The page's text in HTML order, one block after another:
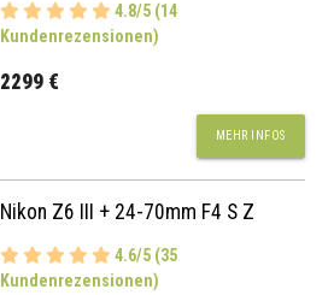
4.8/5 (14
Kundenrezensionen)
2299 €
MEHR INFOS
Nikon Z6 III + 24-70mm F4 S Z
4.6/5 (35
Kundenrezensionen)